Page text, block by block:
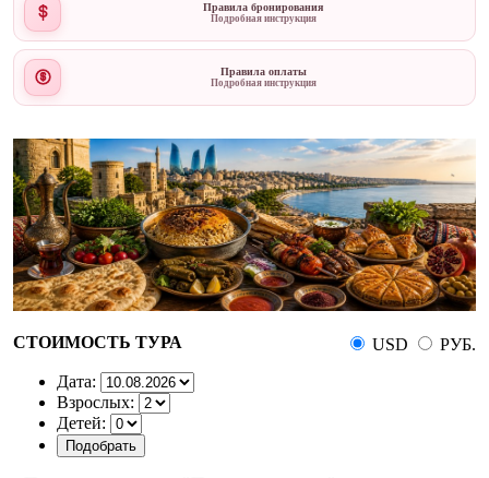
Правила бронирования
Подробная инструкция
Правила оплаты
Подробная инструкция
СТОИМОСТЬ ТУРА USD
РУБ.
Дата:
Взрослых:
Детей: